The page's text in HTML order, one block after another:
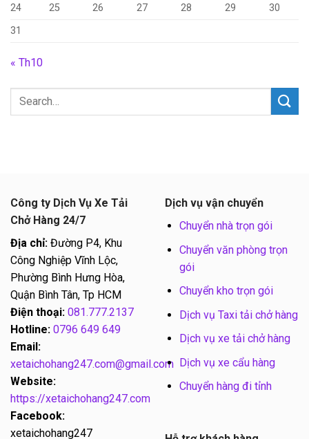
24
25 26 27 28 29
30
31
« Th10
Công ty Dịch Vụ Xe Tải
Chở Hàng 24/7
Địa chỉ: Đường P4, Khu
Công Nghiệp Vĩnh Lộc,
Phường Bình Hưng Hòa,
Quận Bình Tân, Tp HCM
Điện thoại: 081.777.2137
Hotline: 0796 649 649
Email:
xetaichohang247.com@gmail.com
Website:
https://xetaichohang247.com
Facebook:
xetaichohang247
Dịch vụ vận chuyển
Chuyển nhà trọn gói
Chuyển văn phòng trọn
gói
Chuyển kho trọn gói
Dịch vụ Taxi tải chở hàng
Dịch vụ xe tải chở hàng
Dịch vụ xe cẩu hàng
Chuyển hàng đi tỉnh